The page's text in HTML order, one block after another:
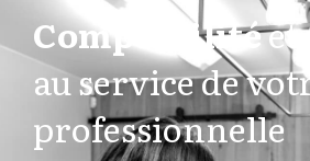
Comptabilitéet
au service de
professionnelle